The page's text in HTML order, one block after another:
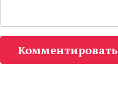
Комментировать